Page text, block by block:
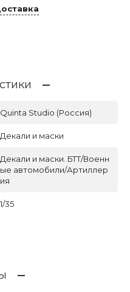
Quinta Studio (Россия)
Декали и маски
Декали и маски. БТТ/Военн
ые автомобили/Артиллер
ия
1/35